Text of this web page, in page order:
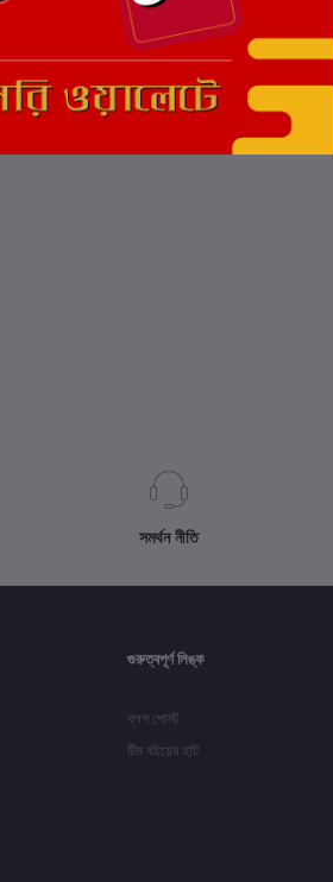
সমর্থন নীতি
গুরুত্বপূর্ণ লিঙ্ক
ব্লগ পোস্ট
টিম বইয়ের হাট